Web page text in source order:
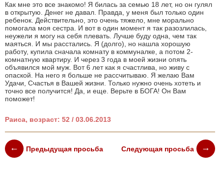
Как мне это все знакомо! Я билась за семью 18 лет, но он гулял
в открытую. Денег не давал. Правда, у меня был только один
ребенок. Действительно, это очень тяжело, мне морально
помогала моя сестра. И вот в один момент я так разозлилась,
неужели я могу на себя плевать. Лучше буду одна, чем так
маяться. И мы расстались. Я (долго), но нашла хорошую
работу, купила сначала комнату в коммуналке, а потом 2-
комнатную квартиру. И через 3 года в моей жизни опять
объявился мой муж. Вот 6 лет как я счастлива, но живу с
опаской. На него я больше не рассчитываю. Я желаю Вам
Удачи, Счастья в Вашей жизни. Только нужно очень хотеть и
точно все получится! Да, и еще. Верьте в БОГА! Он Вам
поможет!
Раиса, возраст: 52 / 03.06.2013
Предыдущая просьба Следующая просьба